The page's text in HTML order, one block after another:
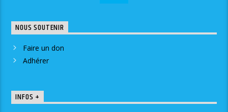
NOUS SOUTENIR
Faire un don
Adhérer
INFOS +